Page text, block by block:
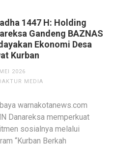
1447 H: Holding
Gandeng BAZNAS
Ekonomi Desa
Kurban
2026
MEDIA
warnakotanews.com
Danareksa memperkuat
sosialnya melalui
“Kurban Berkah